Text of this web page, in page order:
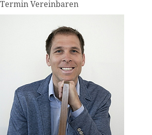
Termin Vereinbaren